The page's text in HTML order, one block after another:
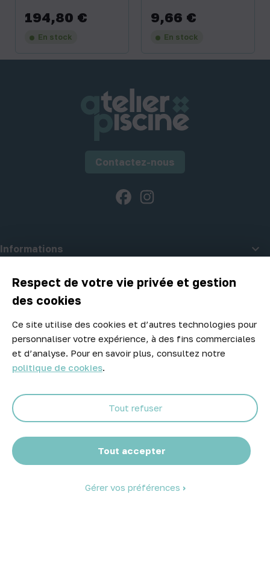
Respect de votre vie privée et gestion
des cookies
Ce site utilise des cookies et d’autres technologies pour
personnaliser votre expérience, à des fins commerciales
et d’analyse. Pour en savoir plus, consultez notre
politique de cookies.
Tout accepter
Tout refuser
Gérer vos préférences
Prix
194,80 €
En stock
Prix
9,66 €
En stock
Contactez-nous
Facebook
Informations 
A propos d'Atelier Piscine
Newsletter
Ne manquez aucune opportunité ! Restez informé de nos meilleurs
prix et nouveaux arrivages.
Abonnez-vous
© 2026 Atelier Piscine - Tous droits réservés